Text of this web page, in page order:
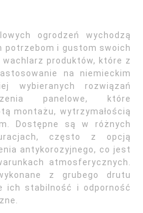
ogrodzeń wychodzą
potrzebom i gustom swoich
produktów, które z
na niemieckim
wybieranych rozwiązań
panelowe, które
montażu, wytrzymałością
Dostępne są w różnych
często z opcją
antykorozyjnego, co jest
atmosferycznych.
z grubego drutu
ich stabilność i odporność